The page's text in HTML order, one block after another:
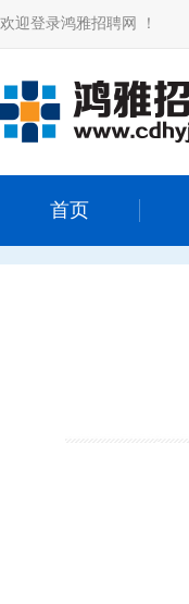
欢迎登录鸿雅招聘网 ！
首页